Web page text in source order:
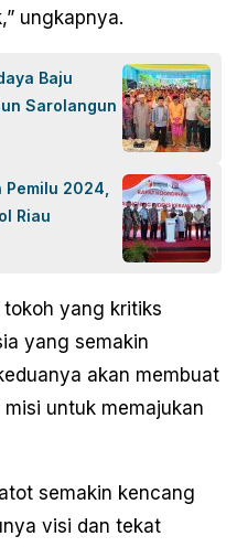
ungkapnya.
Baju
Sarolangun
Pemilu 2024,
Riau
tokoh yang kritiks
yang semakin
akan membuat
untuk memajukan
semakin kencang
visi dan tekat